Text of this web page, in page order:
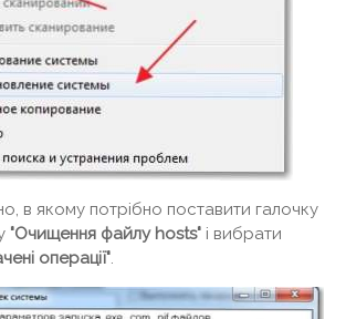
в якому потрібно поставити галочку
"Очищення файлу hosts" і вибрати
операції".